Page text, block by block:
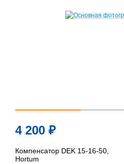
4 200 ₽
Компенсатор DEK 15-16-50,
Hortum